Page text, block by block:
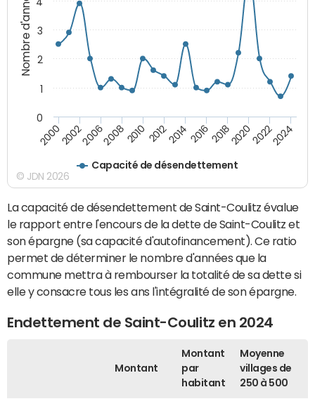
Nombre d'années
Capacité de désendettement
20002002200620082010 2012201420162018202020222024
0
1
2
3
© JDN 2026
La capacité de désendettement de Saint-Coulitz évalue
le rapport entre l'encours de la dette de Saint-Coulitz et
son épargne (sa capacité d'autofinancement). Ce ratio
permet de déterminer le nombre d'années que la
commune mettra à rembourser la totalité de sa dette si
elle y consacre tous les ans l'intégralité de son épargne.
Endettement de Saint-Coulitz en 2024
Montant
Montant
par
habitant
Moyenne
villages de
250 à 500